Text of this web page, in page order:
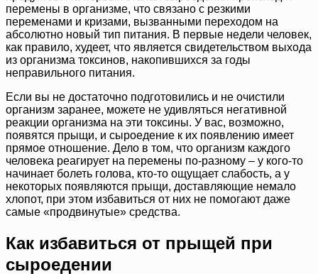
перемены в организме, что связано с резкими
переменами и кризами, вызванными переходом на
абсолютно новый тип питания. В первые недели человек,
как правило, худеет, что является свидетельством выхода
из организма токсинов, накопившихся за годы
неправильного питания.
Если вы не достаточно подготовились и не очистили
организм заранее, можете не удивляться негативной
реакции организма на эти токсины. У вас, возможно,
появятся прыщи, и сыроедение к их появлению имеет
прямое отношение. Дело в том, что организм каждого
человека реагирует на перемены по-разному – у кого-то
начинает болеть голова, кто-то ощущает слабость, а у
некоторых появляются прыщи, доставляющие немало
хлопот, при этом избавиться от них не помогают даже
самые «продвинутые» средства.
Как избавиться от прыщей при
сыроедении